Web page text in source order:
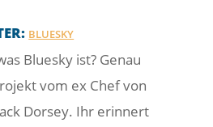
BLUESKY
Bluesky ist? Genau
vom ex Chef von
Dorsey. Ihr erinnert